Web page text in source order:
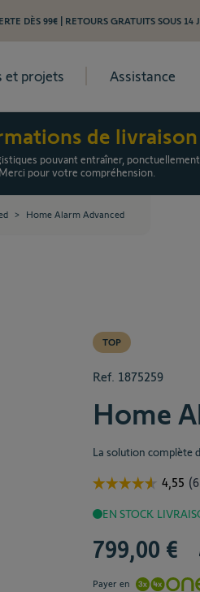
DÈS 99€ | RETOURS GRATUITS SOUS 14
et projets Assistance
de livraison
pouvant entraîner,
Merci pour votre compréhension.
> Home Alarm Advanced
TOP
Ref. 1875259
Home
La solution complète
EN STOCK
799,00 €
Payer en